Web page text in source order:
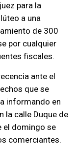
para la
a una
de 300
por cualquier
fiscales.
ante el
que se
informando en
la calle Duque de
el domingo se
comerciantes.